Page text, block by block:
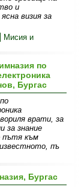
и
визия за
Мисия и
по
Бургас
врати, за
за знание
пътя към
пъ
Бургас